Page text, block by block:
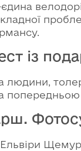
із
попередньою